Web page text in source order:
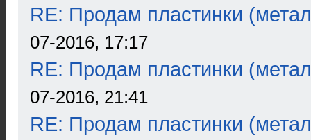
RE: Продам пластинки
07-2016, 17:17
RE: Продам пластинки
07-2016, 21:41
RE: Продам пластинки